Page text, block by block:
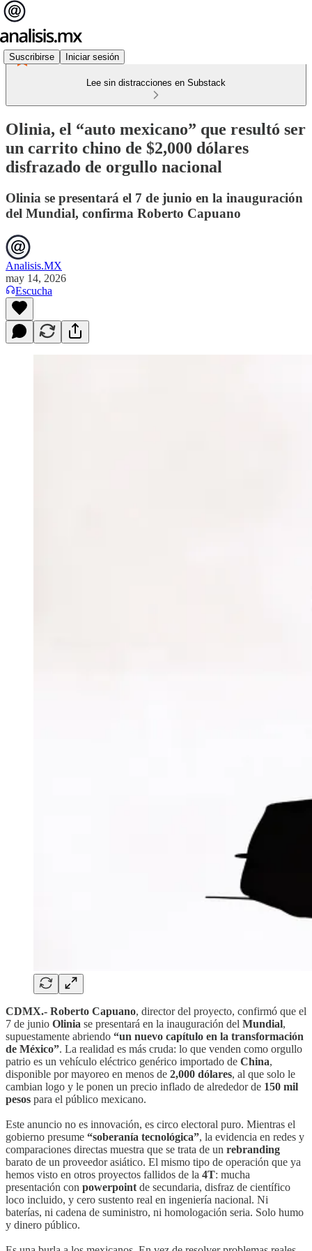
Suscribirse Iniciar sesión
Lee sin distracciones en Substack
Olinia, el “auto mexicano” que resultó ser
un carrito chino de $2,000 dólares
disfrazado de orgullo nacional
Olinia se presentará el 7 de junio en la inauguración
del Mundial, confirma Roberto Capuano
Analisis.MX
may 14, 2026
Escucha
CDMX.- Roberto Capuano, director del proyecto, confirmó que el
7 de junio Olinia se presentará en la inauguración del Mundial,
supuestamente abriendo “un nuevo capítulo en la transformación
de México”. La realidad es más cruda: lo que venden como orgullo
patrio es un vehículo eléctrico genérico importado de China,
disponible por mayoreo en menos de 2,000 dólares, al que solo le
cambian logo y le ponen un precio inflado de alrededor de 150 mil
pesos para el público mexicano.
Este anuncio no es innovación, es circo electoral puro. Mientras el
gobierno presume “soberanía tecnológica”, la evidencia en redes y
comparaciones directas muestra que se trata de un rebranding
barato de un proveedor asiático. El mismo tipo de operación que ya
hemos visto en otros proyectos fallidos de la 4T: mucha
presentación con powerpoint de secundaria, disfraz de científico
loco incluido, y cero sustento real en ingeniería nacional. Ni
baterías, ni cadena de suministro, ni homologación seria. Solo humo
y dinero público.